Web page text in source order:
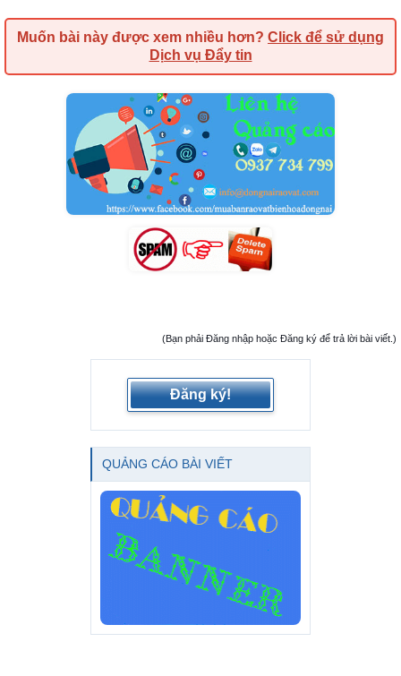
Muốn bài này được xem nhiều hơn? Click để sử dụng
Dịch vụ Đẩy tin
(Bạn phải Đăng nhập hoặc Đăng ký để trả lời bài viết.)
Đăng ký!
QUẢNG CÁO BÀI VIẾT